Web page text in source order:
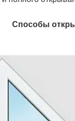
Способы